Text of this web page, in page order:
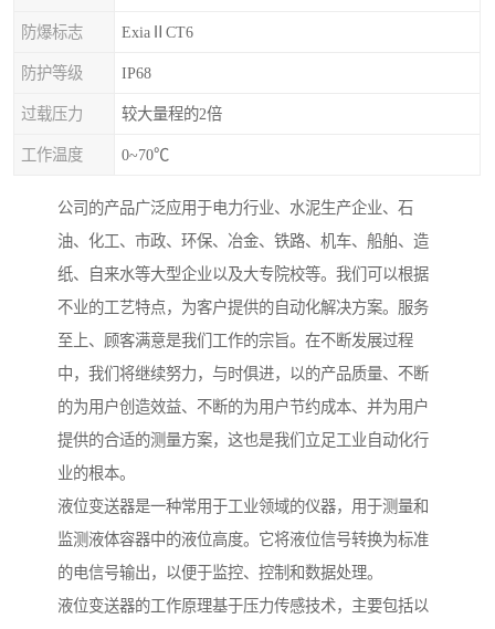
防爆标志 ExiaⅡCT6
防护等级 IP68
过载压力 较大量程的2倍
工作温度 0~70℃
公司的产品广泛应用于电力行业、水泥生产企业、石
油、化工、市政、环保、冶金、铁路、机车、船舶、造
纸、自来水等大型企业以及大专院校等。我们可以根据
不业的工艺特点，为客户提供的自动化解决方案。服务
至上、顾客满意是我们工作的宗旨。在不断发展过程
中，我们将继续努力，与时俱进，以的产品质量、不断
的为用户创造效益、不断的为用户节约成本、并为用户
提供的合适的测量方案，这也是我们立足工业自动化行
业的根本。
液位变送器是一种常用于工业领域的仪器，用于测量和
监测液体容器中的液位高度。它将液位信号转换为标准
的电信号输出，以便于监控、控制和数据处理。
液位变送器的工作原理基于压力传感技术，主要包括以